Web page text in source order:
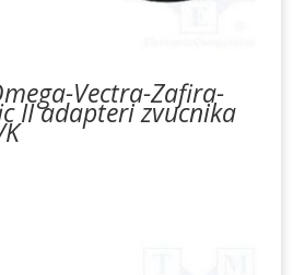
Vectra-Zafira-
II adapteri zvucnika